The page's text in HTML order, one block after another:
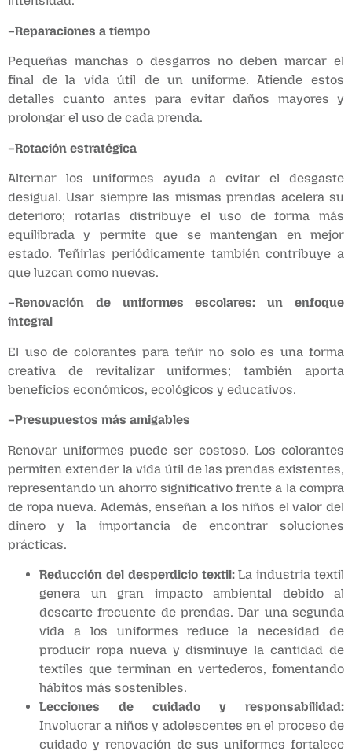
–Reparaciones a tiempo
Pequeñas manchas o desgarros no deben marcar el
final de la vida útil de un uniforme. Atiende estos
detalles cuanto antes para evitar daños mayores y
prolongar el uso de cada prenda.
–Rotación estratégica
Alternar los uniformes ayuda a evitar el desgaste
desigual. Usar siempre las mismas prendas acelera su
deterioro; rotarlas distribuye el uso de forma más
equilibrada y permite que se mantengan en mejor
estado. Teñirlas periódicamente también contribuye a
que luzcan como nuevas.
–Renovación de uniformes escolares: un enfoque
integral
El uso de colorantes para teñir no solo es una forma
creativa de revitalizar uniformes; también aporta
beneficios económicos, ecológicos y educativos.
–Presupuestos más amigables
Renovar uniformes puede ser costoso. Los colorantes
permiten extender la vida útil de las prendas existentes,
representando un ahorro significativo frente a la compra
de ropa nueva. Además, enseñan a los niños el valor del
dinero y la importancia de encontrar soluciones
prácticas.
Reducción del desperdicio textil:La industria textil
genera un gran impacto ambiental debido al
descarte frecuente de prendas. Dar una segunda
vida a los uniformes reduce la necesidad de
producir ropa nueva y disminuye la cantidad de
textiles que terminan en vertederos, fomentando
hábitos más sostenibles.
Lecciones de cuidado y responsabilidad:
Involucrar a niños y adolescentes en el proceso de
cuidado y renovación de sus uniformes fortalece